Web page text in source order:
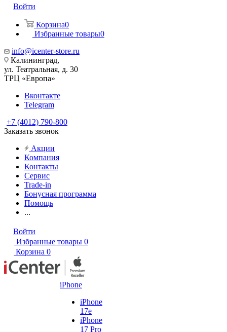
Войти
Корзина0
Избранные товары0
info@icenter-store.ru
Калининград,
ул. Театральная, д. 30
ТРЦ «Европа»
Вконтакте
Telegram
+7 (4012) 790-800
Заказать звонок
Акции
Компания
Контакты
Сервис
Trade-in
Бонусная программа
Помощь
...
Войти
Избранные товары 0
Корзина 0
iPhone
iPhone
17e
iPhone
17 Pro